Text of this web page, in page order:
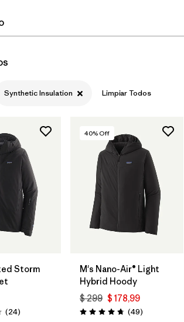
1
Synthetic Insulation Limpiar Todos
Storm
/ 5
(24Comentarios
)
40% Off
M's Nano-Air® Light
Hybrid Hoody
$ 299 $ 178,99
Valoración: 4.8 / 5
(49Comentarios
)